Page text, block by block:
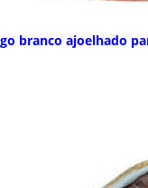
branco ajoelhado